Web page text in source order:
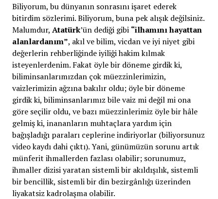
Biliyorum, bu dünyanın sonrasını işaret ederek
bitirdim sözlerimi. Biliyorum, buna pek alışık değilsiniz.
Malumdur, Atatürk’ün dediği gibi “ilhamını hayattan
alanlardanım”, akıl ve bilim, vicdan ve iyi niyet gibi
değerlerin rehberliğinde iyiliği hakim kılmak
isteyenlerdenim. Fakat öyle bir döneme girdik ki,
biliminsanlarımızdan çok müezzinlerimizin,
vaizlerimizin ağzına bakılır oldu; öyle bir döneme
girdik ki, biliminsanlarımız bile vaiz mi değil mi ona
göre seçilir oldu, ve bazı müezzinlerimiz öyle bir hâle
gelmiş ki, inananların muhtaçlara yardım için
bağışladığı paraları ceplerine indiriyorlar (biliyorsunuz
video kaydı dahi çıktı). Yani, günümüzün sorunu artık
münferit ihmallerden fazlası olabilir; sorunumuz,
ihmaller dizisi yaratan sistemli bir akıldışılık, sistemli
bir bencillik, sistemli bir din bezirgânlığı üzerinden
liyakatsiz kadrolaşma olabilir.